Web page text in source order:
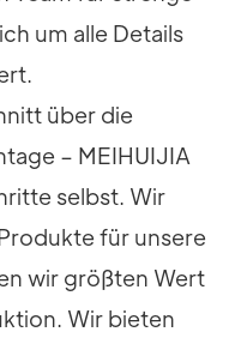
um alle Details
über die
– MEIHUIJIA
selbst. Wir
für unsere
wir größten Wert
Wir bieten